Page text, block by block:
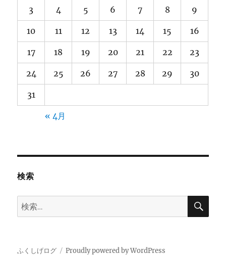
3 4 5 6 7 8 9
10 11 12 13 14 15 16
17 18 19 20 21 22 23
24 25 26 27 28 29 30
31
« 4月
検索
検
索:
検
ふくしげログ Proudly powered by WordPress